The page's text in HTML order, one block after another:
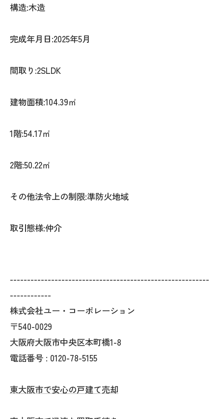
構造:木造
完成年月日:2025年5月
間取り:2SLDK
建物面積:104.39㎡
1階:54.17㎡
2階:50.22㎡
その他法令上の制限:準防火地域
取引態様:仲介
----------------------------------------------------------
------------
株式会社ユー・コーポレーション
〒540-0029
大阪府大阪市中央区本町橋1-8
電話番号 : 0120-78-5155
東大阪市で安心の戸建て売却